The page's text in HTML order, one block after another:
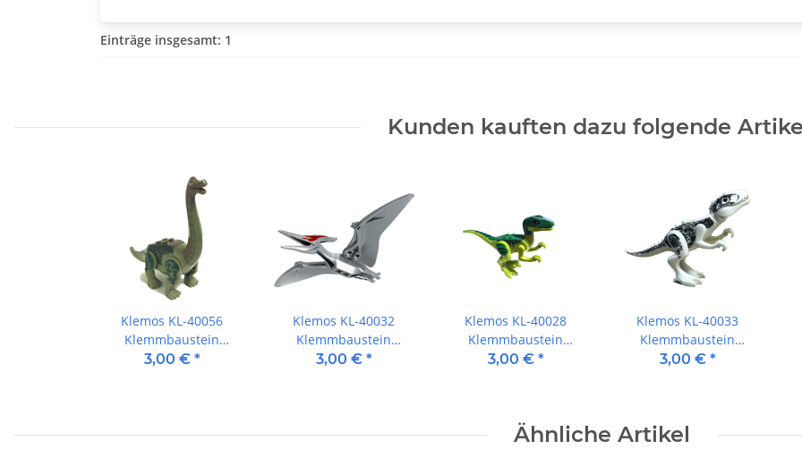
Einträge insgesamt: 1
Kunden kauften dazu folgende
Klemos KL-40056
Klemmbaustein
Dinosaurier Gobititan
3,00 € *
Klemos KL-40032
Klemmbaustein
Dinosaurier Flugsaurier
3,00 € *
Klemos KL-40028
Klemmbaustein
Dinosaurier Raptor
3,00 € *
Klemos KL-40033
Klemmbaustein
Dinosaurier
3,00 € *
Ähnliche Artikel